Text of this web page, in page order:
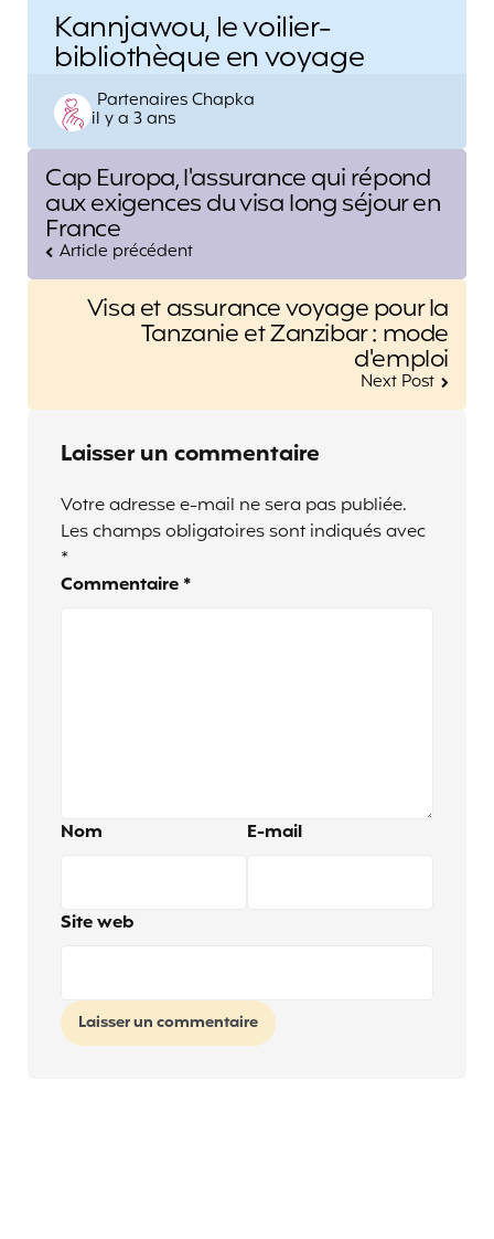
Kannjawou, le voilier-
bibliothèque en voyage
Posted
by
Partenaires Chapka
il y a 3 ans
Post
navigation
Cap Europa, l'assurance qui répond
aux exigences du visa long séjour en
France
Article précédent
Visa et assurance voyage pour la
Tanzanie et Zanzibar : mode
d'emploi
Next Post
Laisser un commentaire
Votre adresse e-mail ne sera pas publiée.
Les champs obligatoires sont indiqués avec
*
Commentaire *
Nom E-mail
Site web